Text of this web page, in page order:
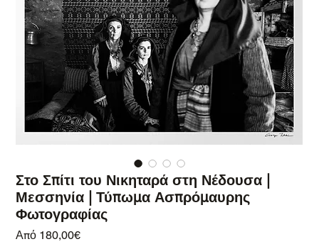
Στο Σπίτι του Νικηταρά στη Νέδουσα |
Μεσσηνία | Τύπωμα Ασπρόμαυρης
Φωτογραφίας
Από 180,00€Τιμή Έκπτωσης